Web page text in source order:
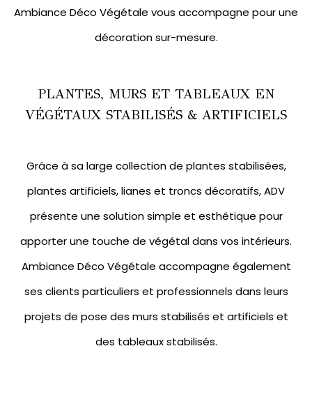
Ambiance Déco Végétale vous accompagne pour une
décoration sur-mesure.
PLANTES, MURS ET TABLEAUX EN
VÉGÉTAUX STABILISÉS & ARTIFICIELS
Grâce à sa large collection de plantes stabilisées,
plantes artificiels,lianes et troncs décoratifs, ADV
présente une solution simple et esthétique pour
apporter une touche de végétal dans vos intérieurs.
Ambiance Déco Végétale accompagne également
ses clients particuliers et professionnels dans leurs
projets de pose des murs stabilisés et artificiels et
des tableaux stabilisés.